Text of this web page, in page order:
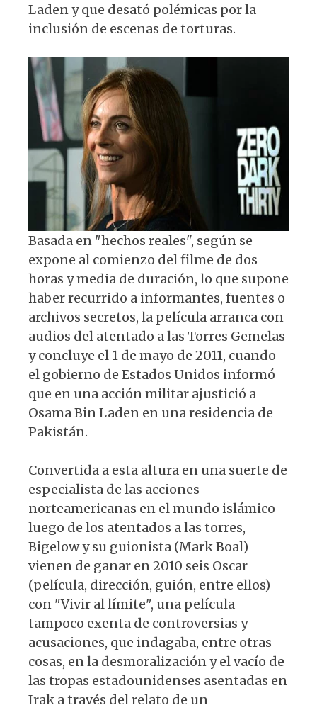
Laden y que desató polémicas por la
inclusión de escenas de torturas.
Basada en "hechos reales", según se
expone al comienzo del filme de dos
horas y media de duración, lo que supone
haber recurrido a informantes, fuentes o
archivos secretos, la película arranca con
audios del atentado a las Torres Gemelas
y concluye el 1 de mayo de 2011, cuando
el gobierno de Estados Unidos informó
que en una acción militar ajustició a
Osama Bin Laden en una residencia de
Pakistán.
Convertida a esta altura en una suerte de
especialista de las acciones
norteamericanas en el mundo islámico
luego de los atentados a las torres,
Bigelow y su guionista (Mark Boal)
vienen de ganar en 2010 seis Oscar
(película, dirección, guión, entre ellos)
con "Vivir al límite", una película
tampoco exenta de controversias y
acusaciones, que indagaba, entre otras
cosas, en la desmoralización y el vacío de
las tropas estadounidenses asentadas en
Irak a través del relato de un